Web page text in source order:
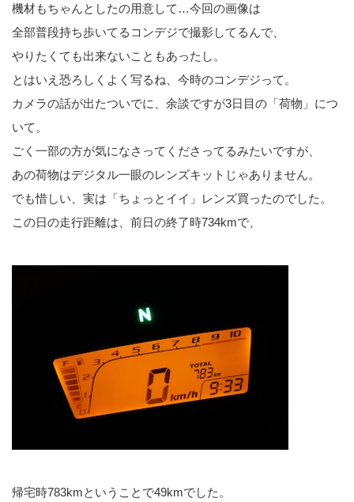
機材もちゃんとしたの用意して…今回の画像は
全部普段持ち歩いてるコンデジで撮影してるんで、
やりたくても出来ないこともあったし。
とはいえ恐ろしくよく写るね、今時のコンデジって。
カメラの話が出たついでに、余談ですが3日目の「荷物」につ
いて。
ごく一部の方が気になさってくださってるみたいですが、
あの荷物はデジタル一眼のレンズキットじゃありません。
でも惜しい、実は「ちょっとイイ」レンズ買ったのでした。
この日の走行距離は、前日の終了時734kmで、
帰宅時783kmということで49kmでした。